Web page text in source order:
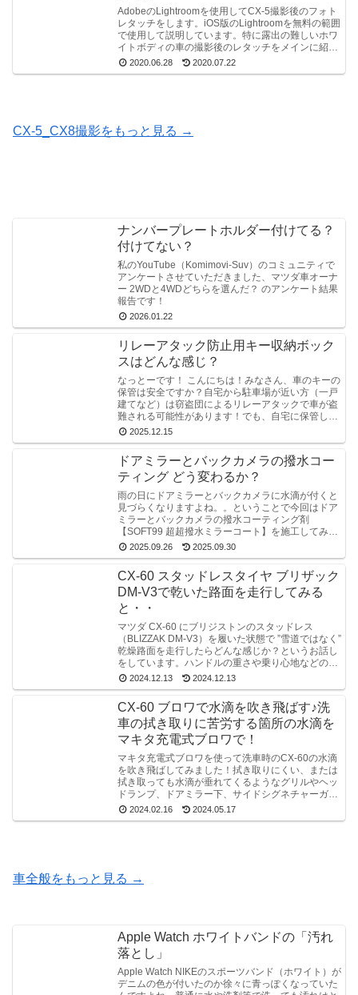
AdobeのLightroomを使用してCX-5撮影後のフォト
レタッチをします。iOS版のLightroomを無料の範囲
で使用して説明しています。特に露出の難しいホワ
イトボディの車の撮影後のレタッチをメインに紹介
しています。
2020.06.28 2020.07.22
CX-5_CX8撮影をもっと見る →
ナンバープレートホルダー付けてる？
付けてない？
私のYouTube（Komimovi-Suv）のコミュニティで
アンケートさせていただきました、マツダ車オーナ
ー 2WDと4WDどちらを選んだ？ のアンケート結果
報告です！
2026.01.22
リレーアタック防止用キー収納ボック
スはどんな感じ？
なっとーです！ こんにちは！みなさん、車のキーの
保管は安全ですか？自宅から駐車場が近い方（一戸
建てなど）は窃盗団によるリレーアタックで車が盗
難される可能性があります！でも、自宅に保管して
いるキーの電波を遮断していればリレーアタックに
よる盗難...
2025.12.15
ドアミラーとバックカメラの撥水コー
ティング どう変わるか？
雨の日にドアミラーとバックカメラに水滴が付くと
見づらくなりますよね。。ということで今回はドア
ミラーとバックカメラの撥水コーティング剤
【SOFT99 超超撥水ミラーコート】を施工してみま
した！車両はマツダのCX-60です。
2025.09.26 2025.09.30
CX-60 スタッドレスタイヤ ブリザック
DM-V3で乾いた路面を走行してみる
と・・
マツダ CX-60 にブリジストンのスタッドレス
（BLIZZAK DM-V3）を履いた状態で ”雪道ではなく”
乾燥路面を走行したらどんな感じか？というお話し
をしています。ハンドルの重さや乗り心地などのお
話しを中心にお話ししています。
2024.12.13 2024.12.13
CX-60 ブロワで水滴を吹き飛ばす♪洗
車の拭き取りに苦労する箇所の水滴を
マキタ充電式ブロワで！
マキタ充電式ブロワを使って洗車時のCX-60の水滴
を吹き飛ばしてみました！拭き取りにくい、または
拭き取っても水滴が垂れてくるようなグリルやヘッ
ドランプ、ドアミラー下、サイドシグネチャーガー
ニッシュなどの水滴が一気に吹き飛ばせました！
2024.02.16 2024.05.17
車全般をもっと見る →
Apple Watch ホワイトバンドの「汚れ
落とし」
Apple Watch NIKEのスポーツバンド（ホワイト）が
デニムの色が付いたのか徐々に青っぽくなっていた